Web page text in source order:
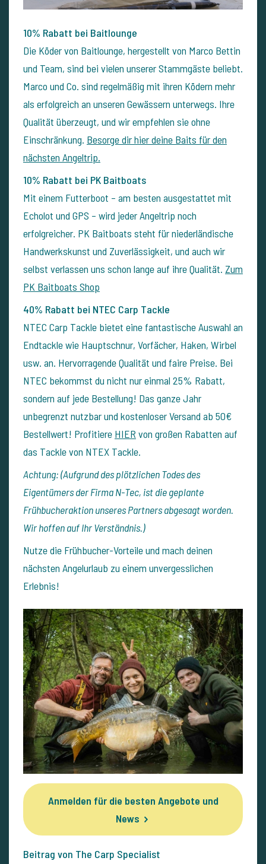
10% Rabatt bei Baitlounge
Die Köder von Baitlounge, hergestellt von Marco Bettin
und Team, sind bei vielen unserer Stammgäste beliebt.
Marco und Co. sind regelmäßig mit ihren Ködern mehr
als erfolgreich an unseren Gewässern unterwegs. Ihre
Qualität überzeugt, und wir empfehlen sie ohne
Einschränkung. Besorge dir hier deine Baits für den
nächsten Angeltrip.
10% Rabatt bei PK Baitboats
Mit einem Futterboot – am besten ausgestattet mit
Echolot und GPS – wird jeder Angeltrip noch
erfolgreicher. PK Baitboats steht für niederländische
Handwerkskunst und Zuverlässigkeit, und auch wir
selbst verlassen uns schon lange auf ihre Qualität. Zum
PK Baitboats Shop
40% Rabatt bei NTEC Carp Tackle
NTEC Carp Tackle bietet eine fantastische Auswahl an
Endtackle wie Hauptschnur, Vorfächer, Haken, Wirbel
usw. an. Hervorragende Qualität und faire Preise. Bei
NTEC bekommst du nicht nur einmal 25% Rabatt,
sondern auf jede Bestellung! Das ganze Jahr
unbegrenzt nutzbar und kostenloser Versand ab 50€
Bestellwert! Profitiere HIER von großen Rabatten auf
das Tackle von NTEX Tackle.
Achtung: (Aufgrund des plötzlichen Todes des
Eigentümers der Firma N-Tec, ist die geplante
Frühbucheraktion unseres Partners abgesagt worden.
Wir hoffen auf Ihr Verständnis.)
Nutze die Frühbucher-Vorteile und mach deinen
nächsten Angelurlaub zu einem unvergesslichen
Erlebnis!
Anmelden für die besten Angebote und
News
Beitrag von The Carp Specialist